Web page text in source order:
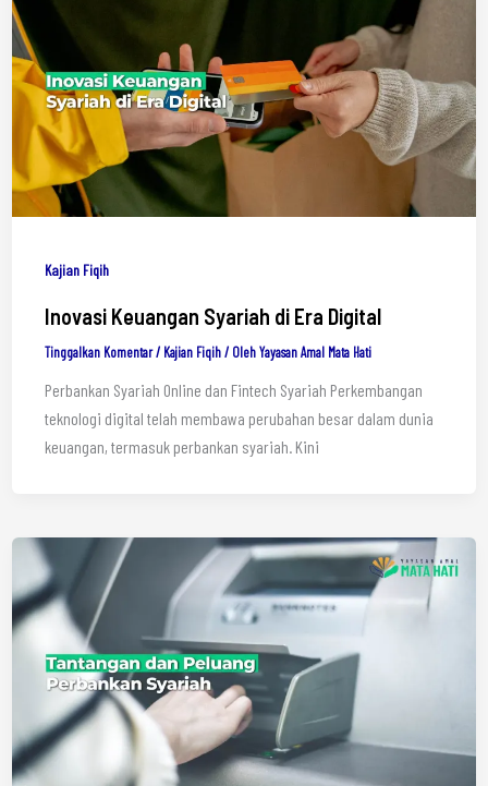
Kajian Fiqih
Inovasi Keuangan Syariah di Era Digital
Tinggalkan Komentar / Kajian Fiqih/ OlehYayasan Amal Mata Hati
Perbankan Syariah Online dan Fintech Syariah Perkembangan
teknologi digital telah membawa perubahan besar dalam dunia
keuangan, termasuk perbankan syariah. Kini